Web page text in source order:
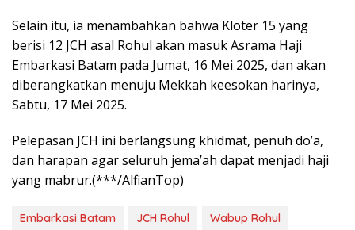
Selain itu, ia menambahkan bahwa Kloter 15 yang
berisi 12 JCH asal Rohul akan masuk Asrama Haji
Embarkasi Batam pada Jumat, 16 Mei 2025, dan akan
diberangkatkan menuju Mekkah keesokan harinya,
Sabtu, 17 Mei 2025.
Pelepasan JCH ini berlangsung khidmat, penuh do’a,
dan harapan agar seluruh jema’ah dapat menjadi haji
yang mabrur.(***/AlfianTop)
Embarkasi Batam JCH Rohul Wabup Rohul